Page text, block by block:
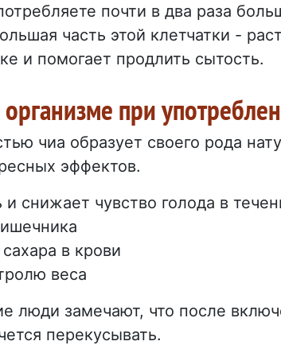
почти в два раза
часть этой клетчатки -
и помогает продлить сытость.
при
чиа образует своего рода
эффектов.
снижает чувство голода в
в крови
веса
люди замечают, что после
перекусывать.